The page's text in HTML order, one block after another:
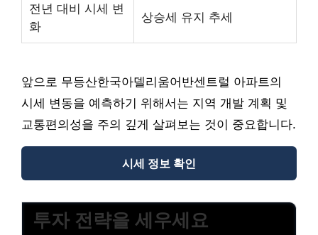
전년 대비 시세 변
화
상승세 유지 추세
앞으로 무등산한국아델리움어반센트럴 아파트의
시세 변동을 예측하기 위해서는 지역 개발 계획 및
교통편의성을 주의 깊게 살펴보는 것이 중요합니다.
시세 정보 확인
투자 전략을 세우세요